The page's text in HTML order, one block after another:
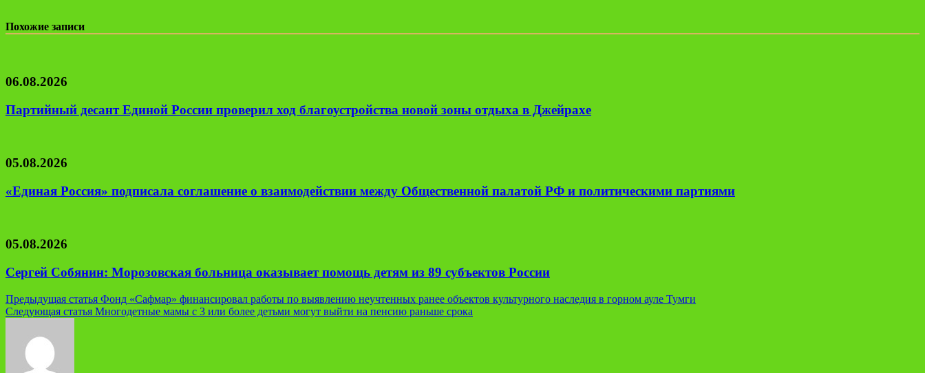
Похожие записи
06.08.2026
Партийный десант Единой России проверил ход благоустройства новой зоны отдыха в Джейрахе
05.08.2026
«Единая Россия» подписала соглашение о взаимодействии между Общественной палатой РФ и политическими партиями
05.08.2026
Сергей Собянин: Морозовская больница оказывает помощь детям из 89 субъектов России
Навигация
по
записям
Предыдущая статья Фонд «Сафмар» финансировал работы по выявлению неучтенных ранее объектов культурного наследия в горном ауле Тумги
Следующая статья Многодетные мамы с 3 или более детьми могут выйти на пенсию раньше срока